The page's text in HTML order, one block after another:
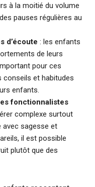
à la moitié du volume
pauses régulières au
d’écoute : les enfants
de leurs
pour ces
conseils et habitudes
enfants.
fonctionnalistes
complexe surtout
avec sagesse et
il est possible
plutôt que des